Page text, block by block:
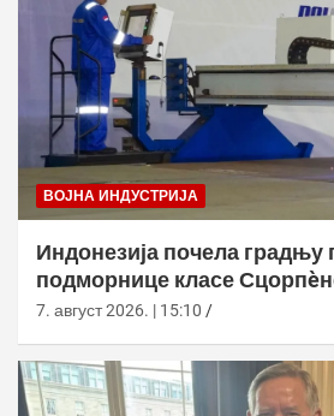
ВОЈНА ИНДУСТРИЈА
Индонезија почела градњу
подморнице класе
7. август 2026. | 15:10